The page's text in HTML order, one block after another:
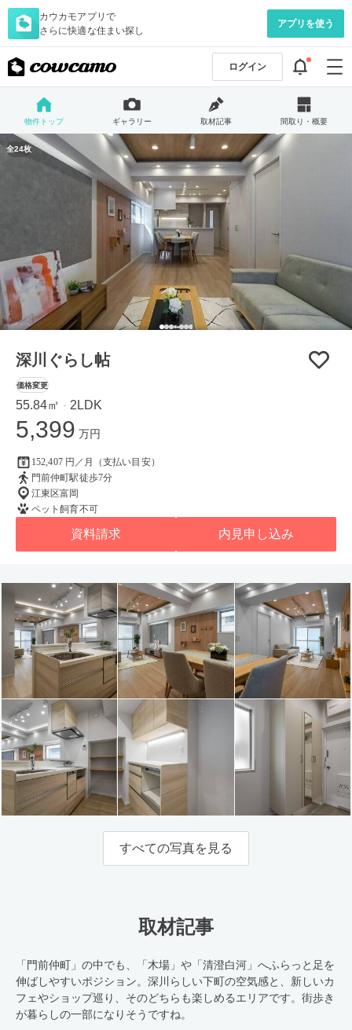
カウカモアプリで
さらに快適な住まい探し
アプリを使う
ログイン
物件トップ ギャラリー 取材記事 間取り・概要
全24枚
深川ぐらし帖
価格変更
55.84㎡ ・ 2LDK
5,399 万円
152,407 円／月（支払い目安）
門前仲町駅徒歩7分
江東区富岡
ペット飼育不可
資料請求 内見申し込み
すべての写真を見る
取材記事
「門前仲町」の中でも、「木場」や「清澄白河」へふらっと足を
伸ばしやすいポジション。深川らしい下町の空気感と、新しいカ
フェやショップ巡り、そのどちらも楽しめるエリアです。街歩き
が暮らしの一部になりそうですね。